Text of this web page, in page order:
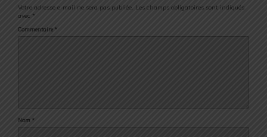
Votre adresse e-mail ne sera pas publiée. Les champs obligatoires sont indiqués
avec *
Commentaire *
Nom *